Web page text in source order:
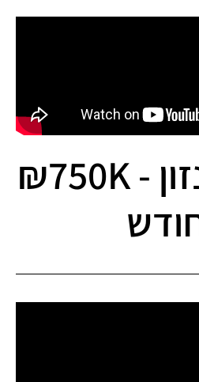
מולי רובינזון - 750K₪